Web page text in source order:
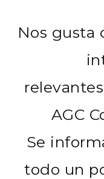
Nos gusta
AGC
Se
todo un